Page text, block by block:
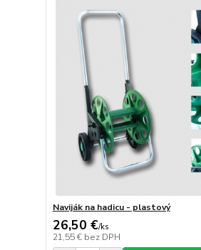
Naviják na hadicu - plastový
26,50 €/ks
21,55 € bez DPH